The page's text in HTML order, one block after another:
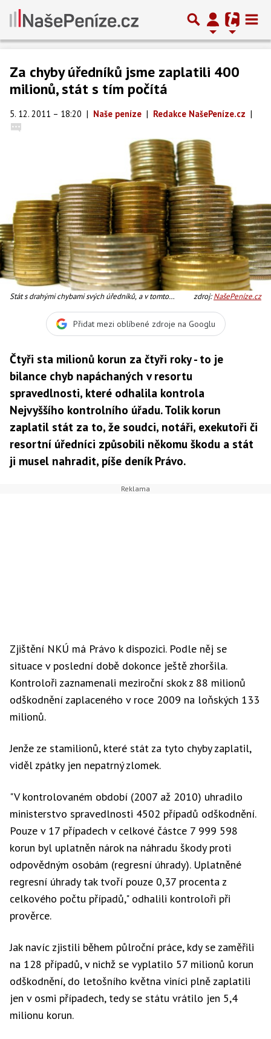
Za chyby úředníků jsme zaplatili 400
milionů, stát s tím počítá
5. 12. 2011 – 18:20 | Naše peníze | Redakce NašePeníze.cz |
Stát s drahými chybami svých úředníků, a v tomto
zdroj:NašePeníze.cz
Přidat mezi oblíbené zdroje na Googlu
Čtyři sta milionů korun za čtyři roky - to je
bilance chyb napáchaných v resortu
spravedlnosti, které odhalila kontrola
Nejvyššího kontrolního úřadu. Tolik korun
zaplatil stát za to, že soudci, notáři, exekutoři či
resortní úředníci způsobili někomu škodu a stát
ji musel nahradit, píše deník Právo.
Zjištění NKÚ má Právo k dispozici. Podle něj se
situace v poslední době dokonce ještě zhoršila.
Kontroloři zaznamenali meziroční skok z 88 milionů
odškodnění zaplaceného v roce 2009 na loňských 133
milionů.
Jenže ze stamilionů, které stát za tyto chyby zaplatil,
viděl zpátky jen nepatrný zlomek.
"V kontrolovaném období (2007 až 2010) uhradilo
ministerstvo spravedlnosti 4502 případů odškodnění.
Pouze v 17 případech v celkové částce 7 999 598
korun byl uplatněn nárok na náhradu škody proti
odpovědným osobám (regresní úhrady). Uplatněné
regresní úhrady tak tvoří pouze 0,37 procenta z
celkového počtu případů," odhalili kontroloři při
prověrce.
Jak navíc zjistili během půlroční práce, kdy se zaměřili
na 128 případů, v nichž se vyplatilo 57 milionů korun
odškodnění, do letošního května viníci plně zaplatili
jen v osmi případech, tedy se státu vrátilo jen 5,4
milionu korun.